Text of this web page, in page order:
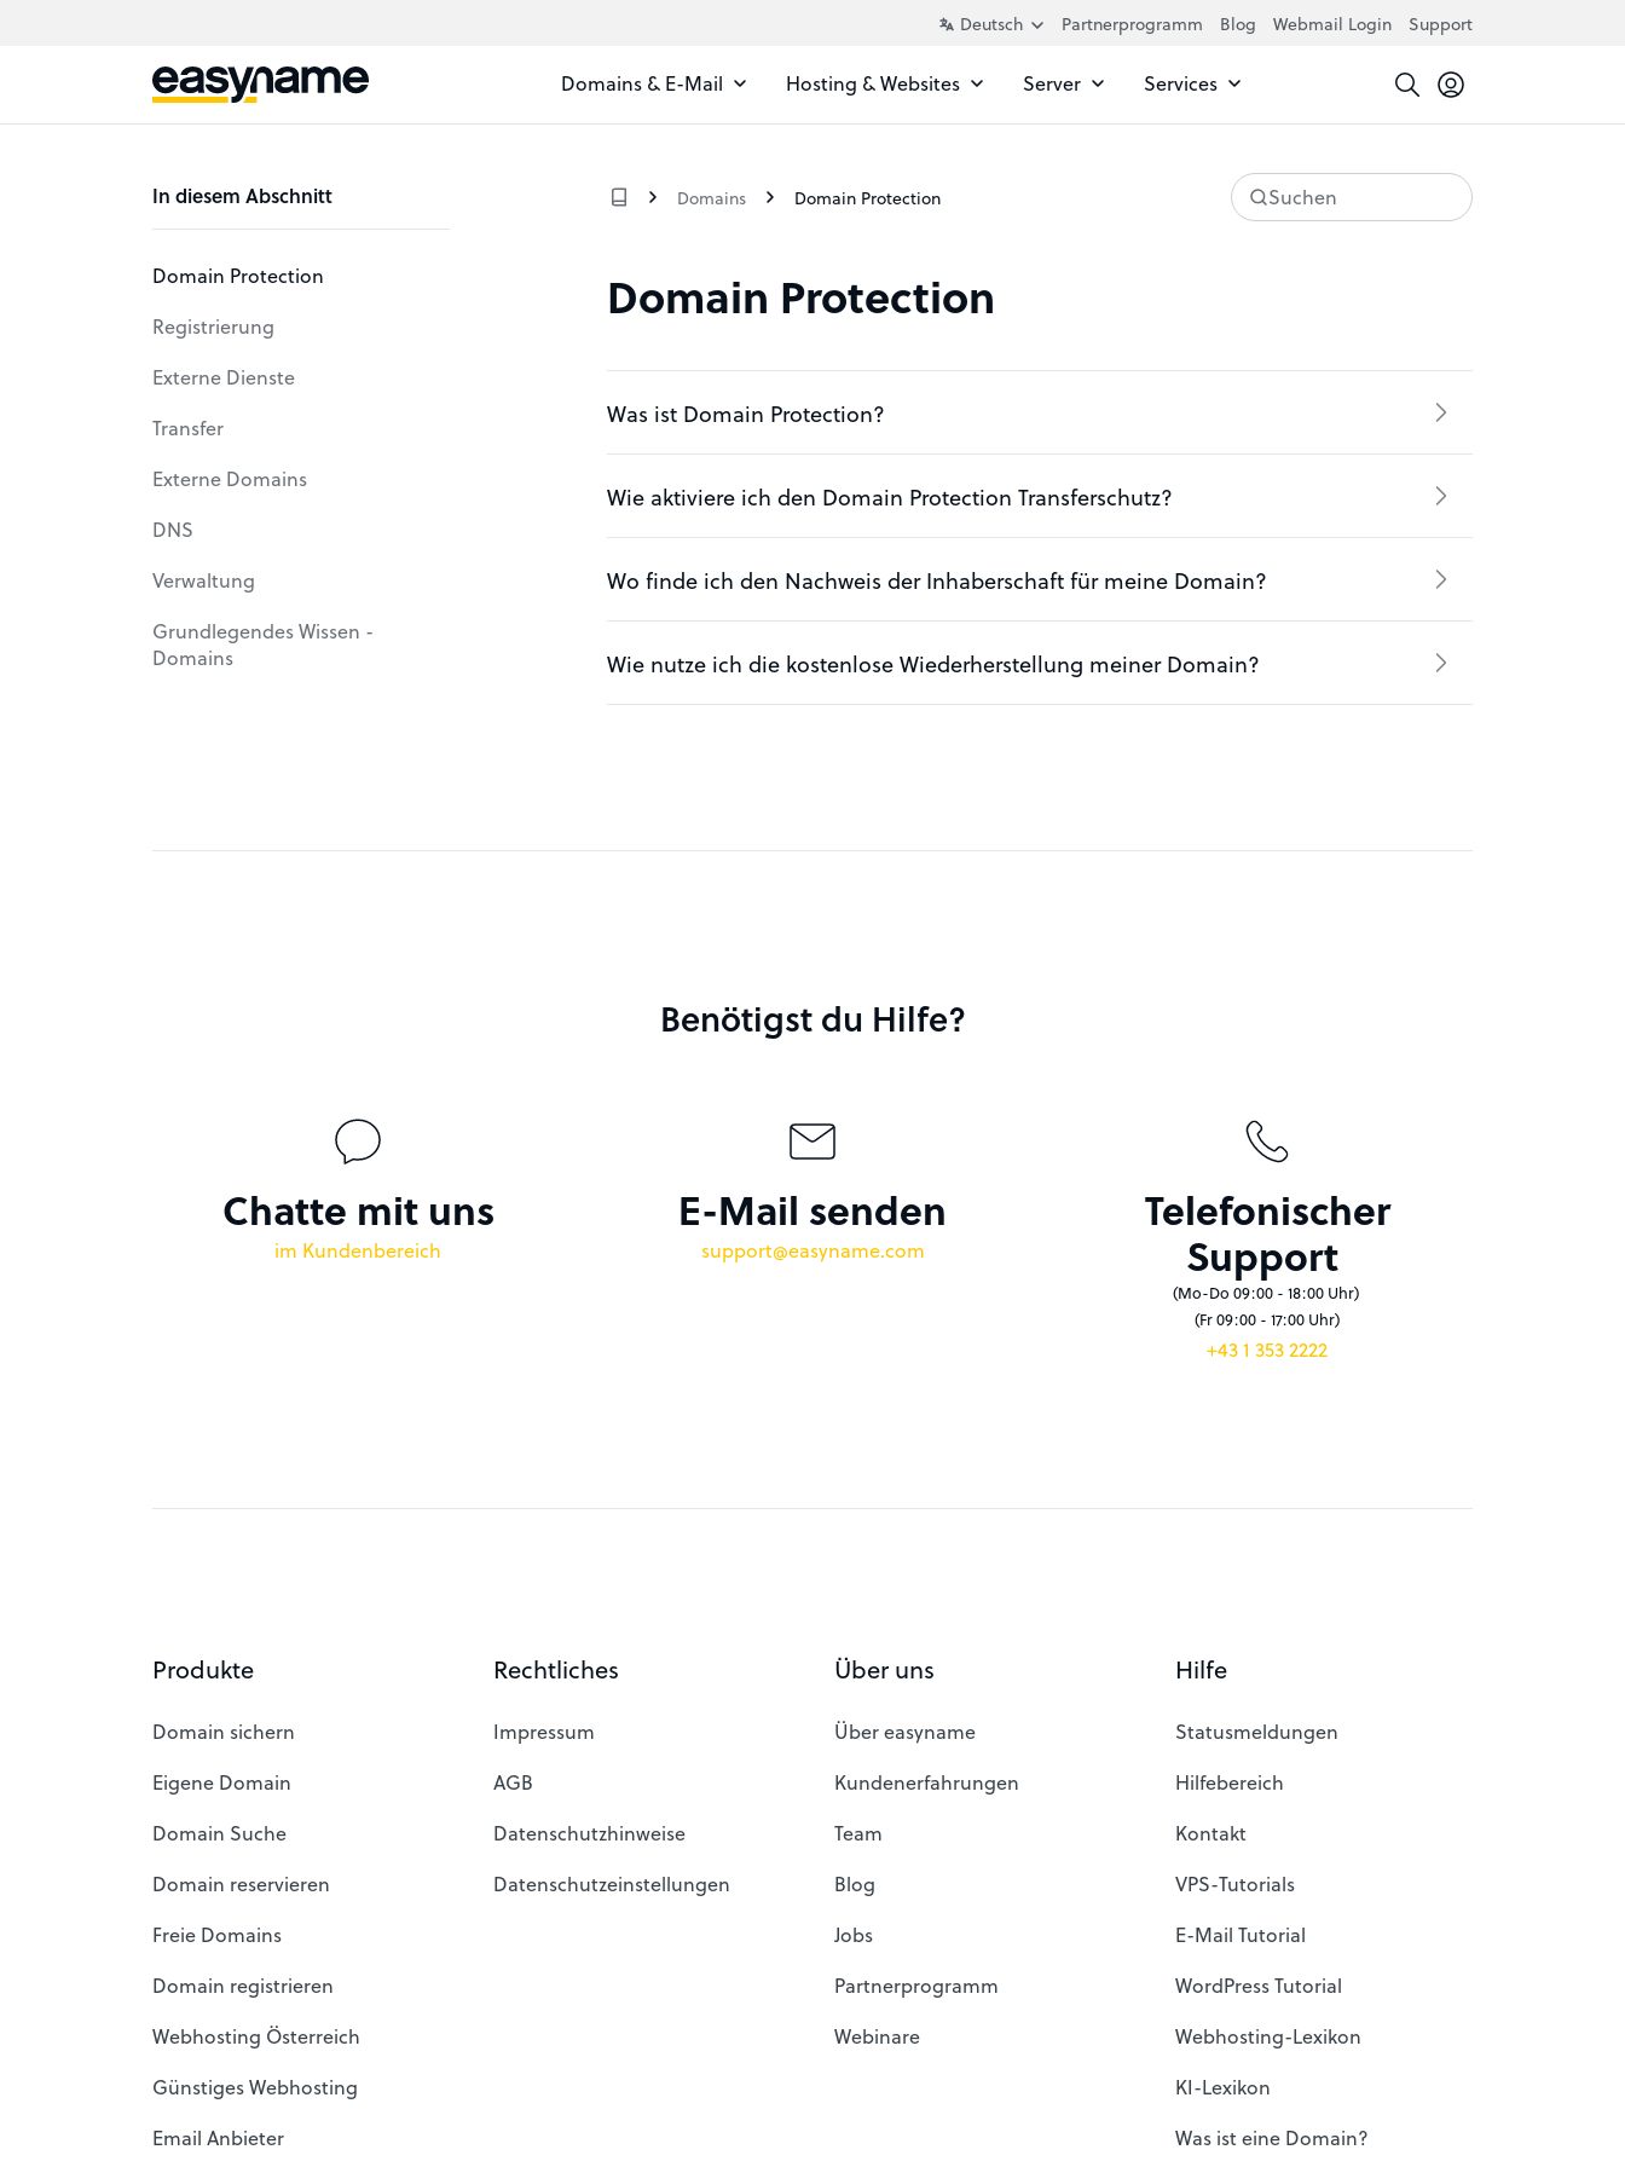
Partnerprogramm Blog Webmail Login Support
Domains & E-Mail Hosting & Websites Server Services
In diesem Abschnitt
Domain Protection
Registrierung
Externe Dienste
Transfer
Externe Domains
DNS
Verwaltung
Grundlegendes Wissen -
Domains
Suchen
Domains Domain Protection
Domain Protection
Was ist Domain Protection?
Wie aktiviere ich den Domain Protection Transferschutz?
Wo finde ich den Nachweis der Inhaberschaft für meine Domain?
Wie nutze ich die kostenlose Wiederherstellung meiner Domain?
Benötigst du Hilfe?
Chatte mit uns
im Kundenbereich
E-Mail senden
support@easyname.com
Telefonischer
Support
(Mo-Do 09:00 - 18:00 Uhr)
(Fr 09:00 - 17:00 Uhr)
+43 1 353 2222
Produkte
Domain sichern
Eigene Domain
Domain Suche
Domain reservieren
Freie Domains
Domain registrieren
Webhosting Österreich
Günstiges Webhosting
Email Anbieter
Rechtliches
Impressum
AGB
Datenschutzhinweise
Datenschutzeinstellungen
Über uns
Über easyname
Kundenerfahrungen
Team
Blog
Jobs
Partnerprogramm
Webinare
Hilfe
Statusmeldungen
Hilfebereich
Kontakt
VPS-Tutorials
E-Mail Tutorial
WordPress Tutorial
Webhosting-Lexikon
KI-Lexikon
Was ist eine Domain?